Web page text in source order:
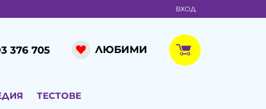
ВХОД
376 705 ЛЮБИМИ
ТЕСТОВЕ